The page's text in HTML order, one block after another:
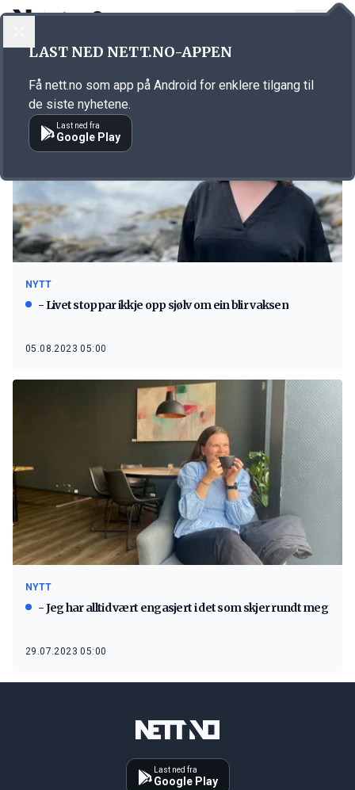
Emne: Ungdomskandidat
NYTT
- Livet stoppar ikkje opp sjølv om ein blir vaksen
05.08.2023 05:00
NYTT
- Jeg har alltid vært engasjert i det som skjer rundt meg
29.07.2023 05:00
Last ned fra
Google Play
LAST NED NETT.NO-APPEN
Få nett.no som app på Android for enklere tilgang til
de siste nyhetene.
Last ned fra
Google Play